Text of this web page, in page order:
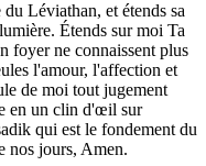
Léviathan, et étends sa
Étends sur moi Ta
foyer ne connaissent plus
l'amour, l'affection et
de moi tout jugement
en un clin d'œil sur
qui est le fondement du
nos jours, Amen.